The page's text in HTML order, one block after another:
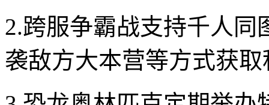
2.跨服争霸战支持千人
袭敌方大本营等方式获取